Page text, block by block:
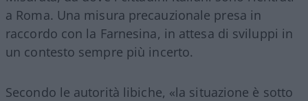
a Roma. Una misura precauzionale presa in
raccordo con la Farnesina, in attesa di sviluppi in
un contesto sempre più incerto.
Secondo le autorità libiche, «la situazione è sotto